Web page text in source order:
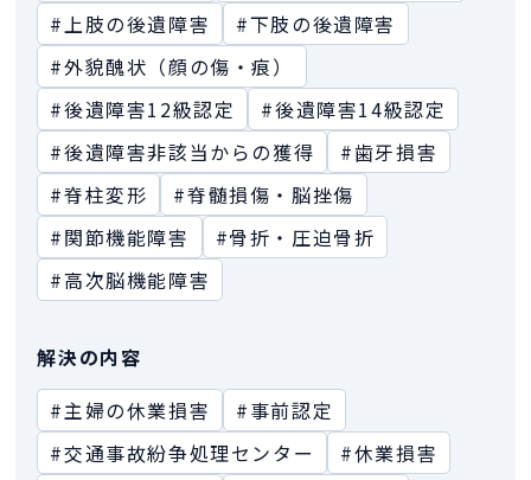
#上肢の後遺障害
#下肢の後遺障害
#外貌醜状（顔の傷・痕）
#後遺障害12級認定
#後遺障害14級認定
#後遺障害非該当からの獲得
#歯牙損害
#脊柱変形
#脊髄損傷・脳挫傷
#関節機能障害
#骨折・圧迫骨折
#高次脳機能障害
解決の内容
#主婦の休業損害
#事前認定
#交通事故紛争処理センター
#休業損害